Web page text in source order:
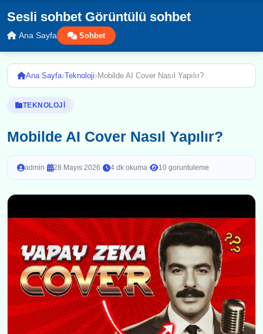
Sesli sohbet Görüntülü sohbet
Ana Sayfa Sohbet
Ana Sayfa›Teknoloji› Mobilde AI Cover Nasıl Yapılır?
TEKNOLOJI
Mobilde AI Cover Nasıl Yapılır?
admin· 28 Mayıs 2026· 4 dk okuma· 10 goruntuleme